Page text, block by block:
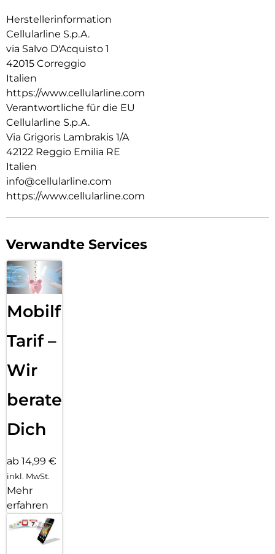
Herstellerinformation
Cellularline S.p.A.
via Salvo D'Acquisto 1
42015 Correggio
Italien
https://www.cellularline.com
Verantwortliche für die EU
Cellularline S.p.A.
Via Grigoris Lambrakis 1/A
42122 Reggio Emilia RE
Italien
info@cellularline.com
https://www.cellularline.com
Verwandte Services
Mobilfunk
Tarif –
Wir
beraten
Dich
ab 14,99 €
inkl. MwSt.
Mehr
erfahren